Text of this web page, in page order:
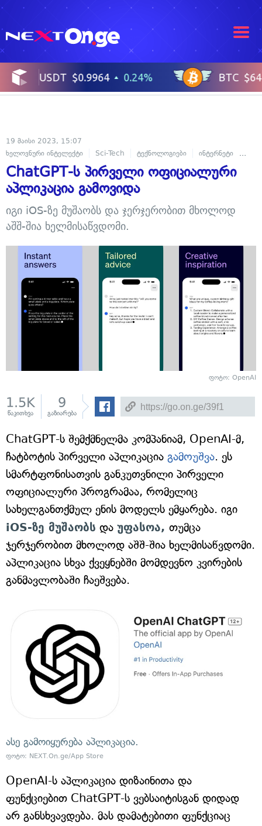
19 მაისი 2023, 15:07
ხელოვნური ინტელექტი
Sci-Tech ტექნოლოგიები ინტერნეტი
ChatGPT-ს პირველი ოფიციალური
აპლიკაცია გამოვიდა
იგი iOS-ზე მუშაობს და ჯერჯერობით მხოლოდ
აშშ-შია ხელმისაწვდომი.
ფოტო: OpenAI
1.5K
წაკითხვა
9
გაზიარება
ChatGPT-ს შემქმნელმა კომპანიამ, OpenAI-მ,
ჩატბოტის პირველი აპლიკაცია გამოუშვა. ეს
სმარტფონისათვის განკუთვნილი პირველი
ოფიციალური პროგრამაა, რომელიც
სახელგანთქმულ ენის მოდელს ემყარება. იგი
iOS-ზე მუშაობს და უფასოა, თუმცა
ჯერჯერობით მხოლოდ აშშ-შია ხელმისაწვდომი.
აპლიკაცია სხვა ქვეყნებში მომდევნო კვირების
განმავლობაში ჩაეშვება.
ასე გამოიყურება აპლიკაცია.
ფოტო: NEXT.On.ge/App Store
OpenAI-ს აპლიკაცია დიზაინითა და
ფუნქციებით ChatGPT-ს ვებსაიტისგან დიდად
არ განსხვავდება. მას დამატებითი ფუნქციაც